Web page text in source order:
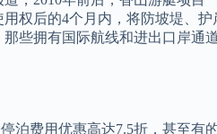
权后的4个月内，将防坡堤、
些拥有国际航线和进出口岸通
费用优惠高达7.5折，甚至有